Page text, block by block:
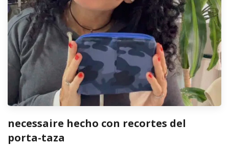
necessaire hecho con recortes del
porta-taza